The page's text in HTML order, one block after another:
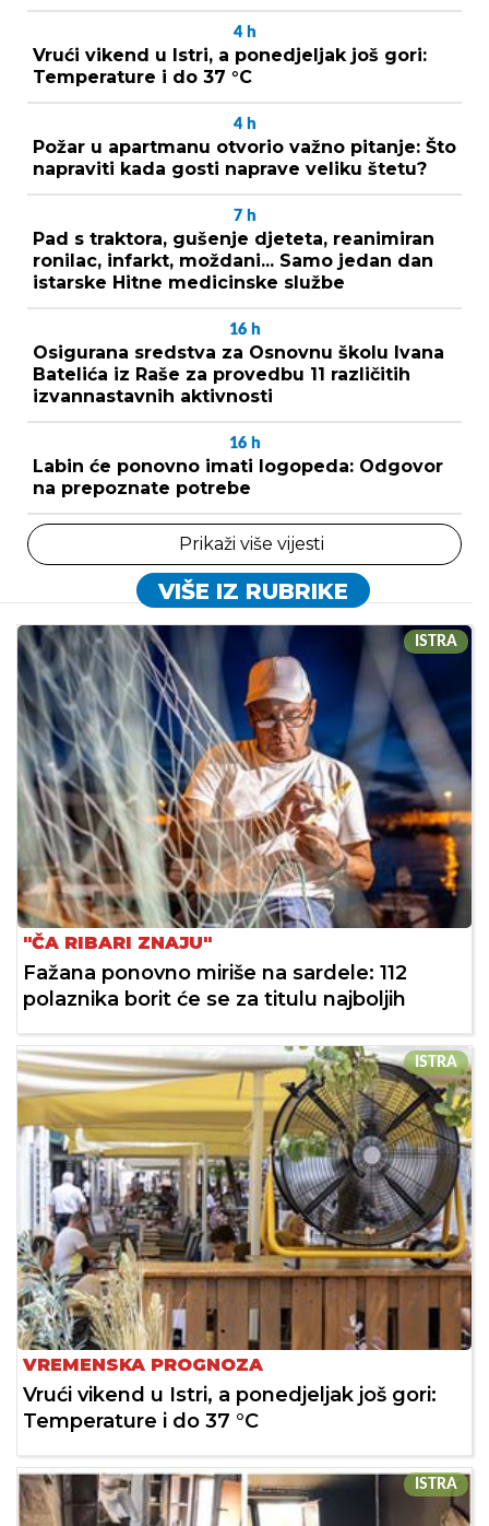
4 h
Vrući vikend u Istri, a ponedjeljak još gori:
Temperature i do 37 °C
4 h
Požar u apartmanu otvorio važno pitanje: Što
napraviti kada gosti naprave veliku štetu?
7 h
Pad s traktora, gušenje djeteta, reanimiran
ronilac, infarkt, moždani... Samo jedan dan
istarske Hitne medicinske službe
16 h
Osigurana sredstva za Osnovnu školu Ivana
Batelića iz Raše za provedbu 11 različitih
izvannastavnih aktivnosti
16 h
Labin će ponovno imati logopeda: Odgovor
na prepoznate potrebe
Prikaži više vijesti
VIŠE IZ RUBRIKE
ISTRA
"ČA RIBARI ZNAJU"
Fažana ponovno miriše na sardele: 112
polaznika borit će se za titulu najboljih
ISTRA
VREMENSKA PROGNOZA
Vrući vikend u Istri, a ponedjeljak još gori:
Temperature i do 37 °C
ISTRA